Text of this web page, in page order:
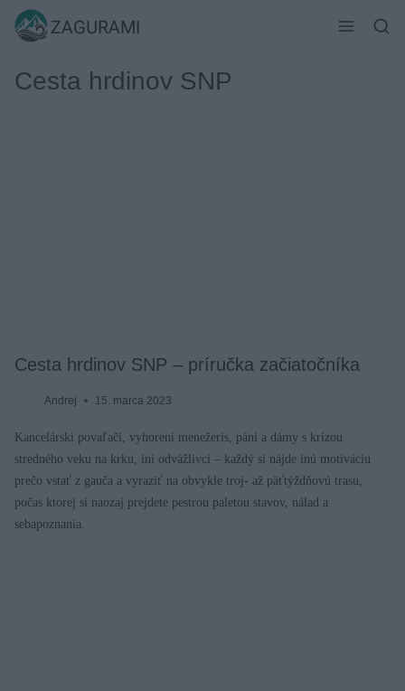
Skip
ZAGURAMI
Cesta hrdinov SNP
Cesta hrdinov SNP – príručka začiatočníka
Andrej 15. marca 2023
Kancelárski povaľači, vyhorení menežeris, páni a dámy s krízou
stredného veku na krku, iní odvážlivci – každý si nájde inú motiváciu
prečo vstať z gauča a vyraziť na obvykle troj- až päťtýždňovú trasu,
počas ktorej si naozaj prejdete pestrou paletou stavov, nálad a
sebapoznania.